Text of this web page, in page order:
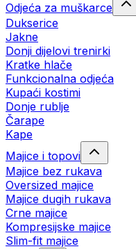
Odjeća za muškarce
Dukserice
Jakne
Donji dijelovi trenirki
Kratke hlače
Funkcionalna odjeća
Kupaći kostimi
Donje rublje
Čarape
Kape
Majice i topovi
Majice bez rukava
Oversized majice
Majice dugih rukava
Crne majice
Kompresijske majice
Slim-fit majice